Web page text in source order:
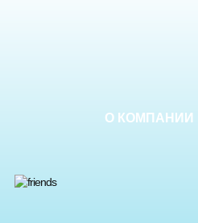
О КОМПАНИИ